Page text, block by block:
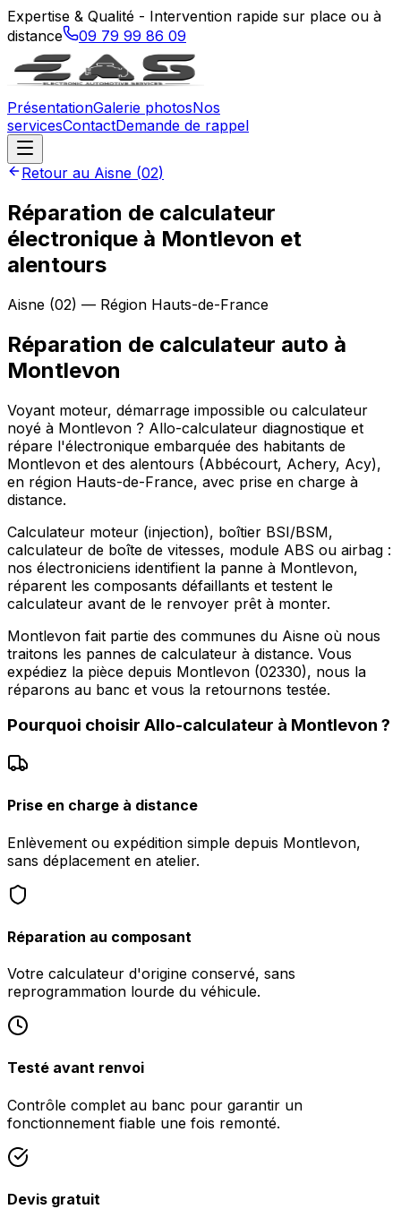
Expertise & Qualité - Intervention rapide sur place ou à
distance
09 79 99 86 09
PrésentationGalerie photosNos
servicesContactDemande de rappel
Retour au Aisne (02)
Réparation de calculateur
électronique à Montlevon et
alentours
Aisne (02) — Région Hauts-de-France
Réparation de calculateur auto à
Montlevon
Voyant moteur, démarrage impossible ou calculateur
noyé à Montlevon ? Allo-calculateur diagnostique et
répare l'électronique embarquée des habitants de
Montlevon et des alentours (Abbécourt, Achery, Acy),
en région Hauts-de-France, avec prise en charge à
distance.
Calculateur moteur (injection), boîtier BSI/BSM,
calculateur de boîte de vitesses, module ABS ou airbag :
nos électroniciens identifient la panne à Montlevon,
réparent les composants défaillants et testent le
calculateur avant de le renvoyer prêt à monter.
Montlevon fait partie des communes du Aisne où nous
traitons les pannes de calculateur à distance. Vous
expédiez la pièce depuis Montlevon (02330), nous la
réparons au banc et vous la retournons testée.
Pourquoi choisir Allo-calculateur à Montlevon ?
Prise en charge à distance
Enlèvement ou expédition simple depuis Montlevon,
sans déplacement en atelier.
Réparation au composant
Votre calculateur d'origine conservé, sans
reprogrammation lourde du véhicule.
Testé avant renvoi
Contrôle complet au banc pour garantir un
fonctionnement fiable une fois remonté.
Devis gratuit